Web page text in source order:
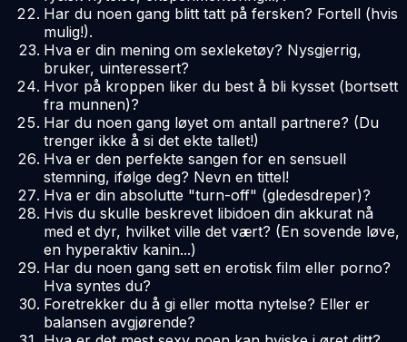
Har du noen gang blitt tatt på fersken? Fortell (hvis
mulig!).
Hva er din mening om sexleketøy? Nysgjerrig,
bruker, uinteressert?
Hvor på kroppen liker du best å bli kysset (bortsett
fra munnen)?
Har du noen gang løyet om antall partnere? (Du
trenger ikke å si det ekte tallet!)
Hva er den perfekte sangen for en sensuell
stemning, ifølge deg? Nevn en tittel!
Hva er din absolutte "turn-off" (gledesdreper)?
Hvis du skulle beskrevet libidoen din akkurat nå
med et dyr, hvilket ville det vært? (En sovende løve,
en hyperaktiv kanin...)
Har du noen gang sett en erotisk film eller porno?
Hva syntes du?
Foretrekker du å gi eller motta nytelse? Eller er
balansen avgjørende?